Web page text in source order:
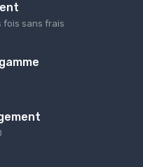
fois sans frais